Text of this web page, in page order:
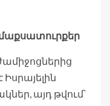
այդ թվում՝